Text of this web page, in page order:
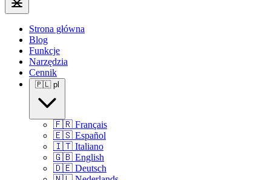
Strona główna
Blog
Funkcje
Narzędzia
Cennik
🇵🇱 pl
🇫🇷 Français
🇪🇸 Español
🇮🇹 Italiano
🇬🇧 English
🇩🇪 Deutsch